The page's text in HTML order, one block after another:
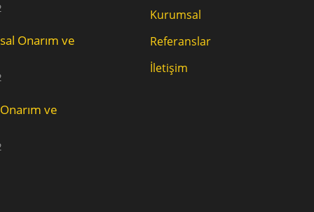
Onarım ve
ve
Kurumsal
Referanslar
İletişim